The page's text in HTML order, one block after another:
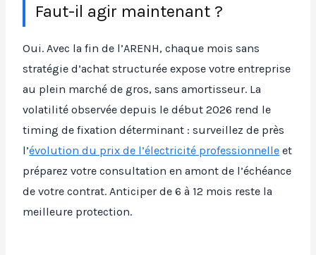
Faut-il agir maintenant ?
Oui. Avec la fin de l’ARENH, chaque mois sans
stratégie d’achat structurée expose votre entreprise
au plein marché de gros, sans amortisseur. La
volatilité observée depuis le début 2026 rend le
timing de fixation déterminant : surveillez de près
l’évolution du prix de l’électricité professionnelle et
préparez votre consultation en amont de l’échéance
de votre contrat. Anticiper de 6 à 12 mois reste la
meilleure protection.